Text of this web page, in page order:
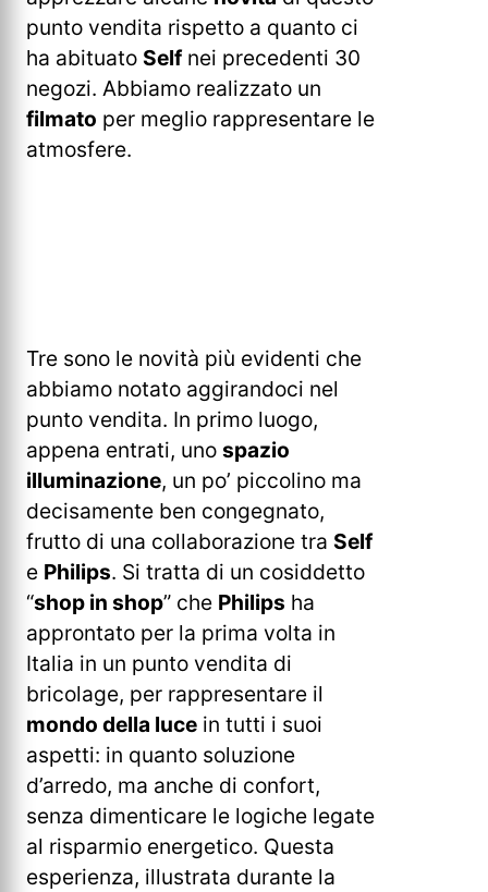
punto vendita rispetto a quanto ci
ha abituato Selfnei precedenti 30
negozi. Abbiamo realizzato un
filmato per meglio rappresentare le
atmosfere.
Tre sono le novità più evidenti che
abbiamo notato aggirandoci nel
punto vendita. In primo luogo,
appena entrati, uno spazio
illuminazione, un po’ piccolino ma
decisamente ben congegnato,
frutto di una collaborazione tra Self
e Philips. Si tratta di un cosiddetto
“shop in shop” che Philips ha
approntato per la prima volta in
Italia in un punto vendita di
bricolage, per rappresentare il
mondo della luce in tutti i suoi
aspetti: in quanto soluzione
d’arredo, ma anche di confort,
senza dimenticare le logiche legate
al risparmio energetico. Questa
esperienza, illustrata durante la